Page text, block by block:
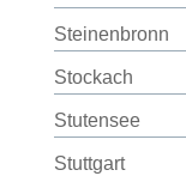
Steinenbronn
Stockach
Stutensee
Stuttgart